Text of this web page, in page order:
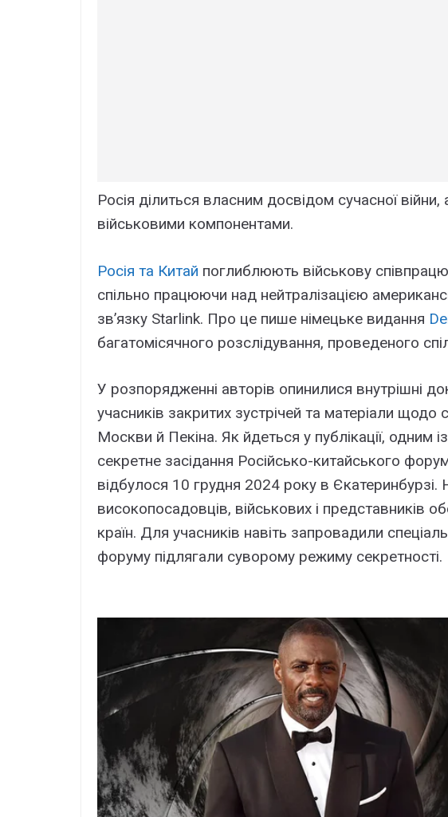
Росія ділиться власним досвідом сучасної
військовими компонентами.
Росія та Китай поглиблюють військову співпрацю
спільно працюючи над нейтралізацією
зв’язку Starlink. Про це пише німецьке видання
багатомісячного розслідування, проведеного
У розпорядженні авторів опинилися внутрішні
учасників закритих зустрічей та матеріали щодо
Москви й Пекіна. Як йдеться у публікації, одним
секретне засідання Російсько-китайського
відбулося 10 грудня 2024 року в Єкатеринбурзі.
високопосадовців, військових і представників
країн. Для учасників навіть запровадили
форуму підлягали суворому режиму секретності.